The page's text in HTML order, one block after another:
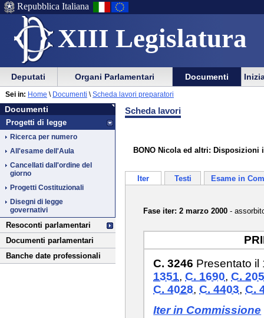
XIII Legislatura
Menu
di
ausilio
alla
navigazione
Vai
Menu
di
navigazione
principale
Repubblica Italiana
Menu
di
navigazione
principale
Vai
menu
di
sezione
Deputati Organi Parlamentari Documenti
Documenti
Vai
al
contenuto
Documenti
Progetti di legge
Ricerca per numero
All'esame dell'Aula
Cancellati dall'ordine del
giorno
Progetti Costituzionali
Disegni di legge
governativi
Resoconti parlamentari
Documenti parlamentari
Banche date professionali
Sei in: Home \ Documenti \ Scheda lavori preparatori
Scheda lavori
BONO Nicola ed altri:
Iter Testi Esame in
Fase iter: 2 marzo 2000 -
C. 3246 Presentato
1351,C. 1690,C.
C. 4028,C. 4403,C.
Iter in Commissione